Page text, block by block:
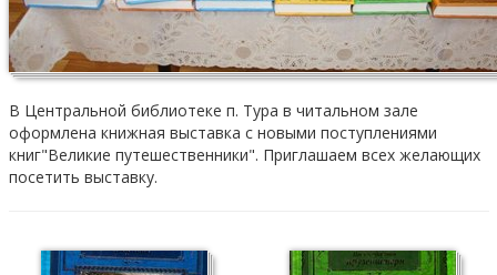
В Центральной библиотеке п. Тура в читальном зале
оформлена книжная выставка с новыми поступлениями
книг"Великие путешественники". Приглашаем всех желающих
посетить выставку.